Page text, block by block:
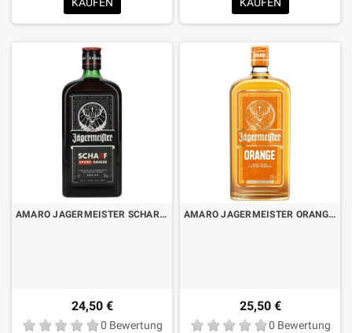
KAUFEN KAUFEN
AMARO JAGERMEISTER SCHARF CL.70
24,50 €
0 Bewertung
AMARO JAGERMEISTER ORANGE CL.70
25,50 €
0 Bewertung